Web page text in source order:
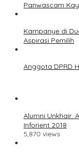
Panwascam
Kampanye di
Aspirasi Pemilih
Anggota DPRD
Alumni Unkhair:
Inforient 2018
5,870 views